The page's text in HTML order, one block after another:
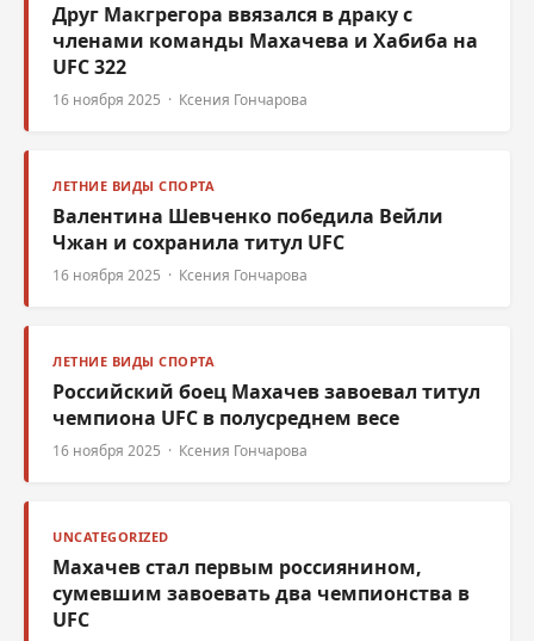
Друг Макгрегора ввязался в драку с
членами команды Махачева и Хабиба на
UFC 322
16 ноября 2025 · Ксения Гончарова
ЛЕТНИЕ ВИДЫ СПОРТА
Валентина Шевченко победила Вейли
Чжан и сохранила титул UFC
16 ноября 2025 · Ксения Гончарова
ЛЕТНИЕ ВИДЫ СПОРТА
Российский боец Махачев завоевал титул
чемпиона UFC в полусреднем весе
16 ноября 2025 · Ксения Гончарова
UNCATEGORIZED
Махачев стал первым россиянином,
сумевшим завоевать два чемпионства в
UFC